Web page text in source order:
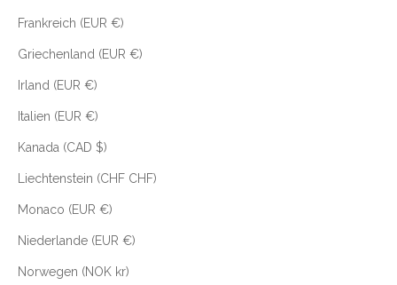
Frankreich (EUR €)
Griechenland (EUR €)
Irland (EUR €)
Italien (EUR €)
Kanada (CAD $)
Liechtenstein (CHF CHF)
Monaco (EUR €)
Niederlande (EUR €)
Norwegen (NOK kr)